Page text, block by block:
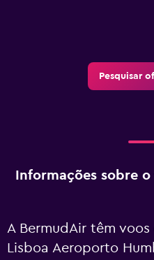
Pesquisar
Informações sobre
A BermudAir têm
Lisboa Aeroporto